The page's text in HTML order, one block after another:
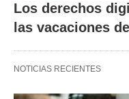
Los derechos
las vacaciones
NOTICIAS RECIENTES